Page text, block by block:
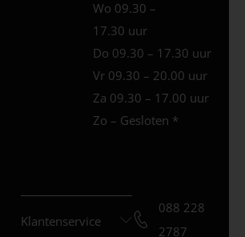
Wo 09.30 –
17.30 uur
Do 09.30 – 17.30 uur
Vr 09.30 – 20.00 uur
Za 09.30 – 17.00 uur
Zo – Gesloten *
Klantenservice
088 228
2787